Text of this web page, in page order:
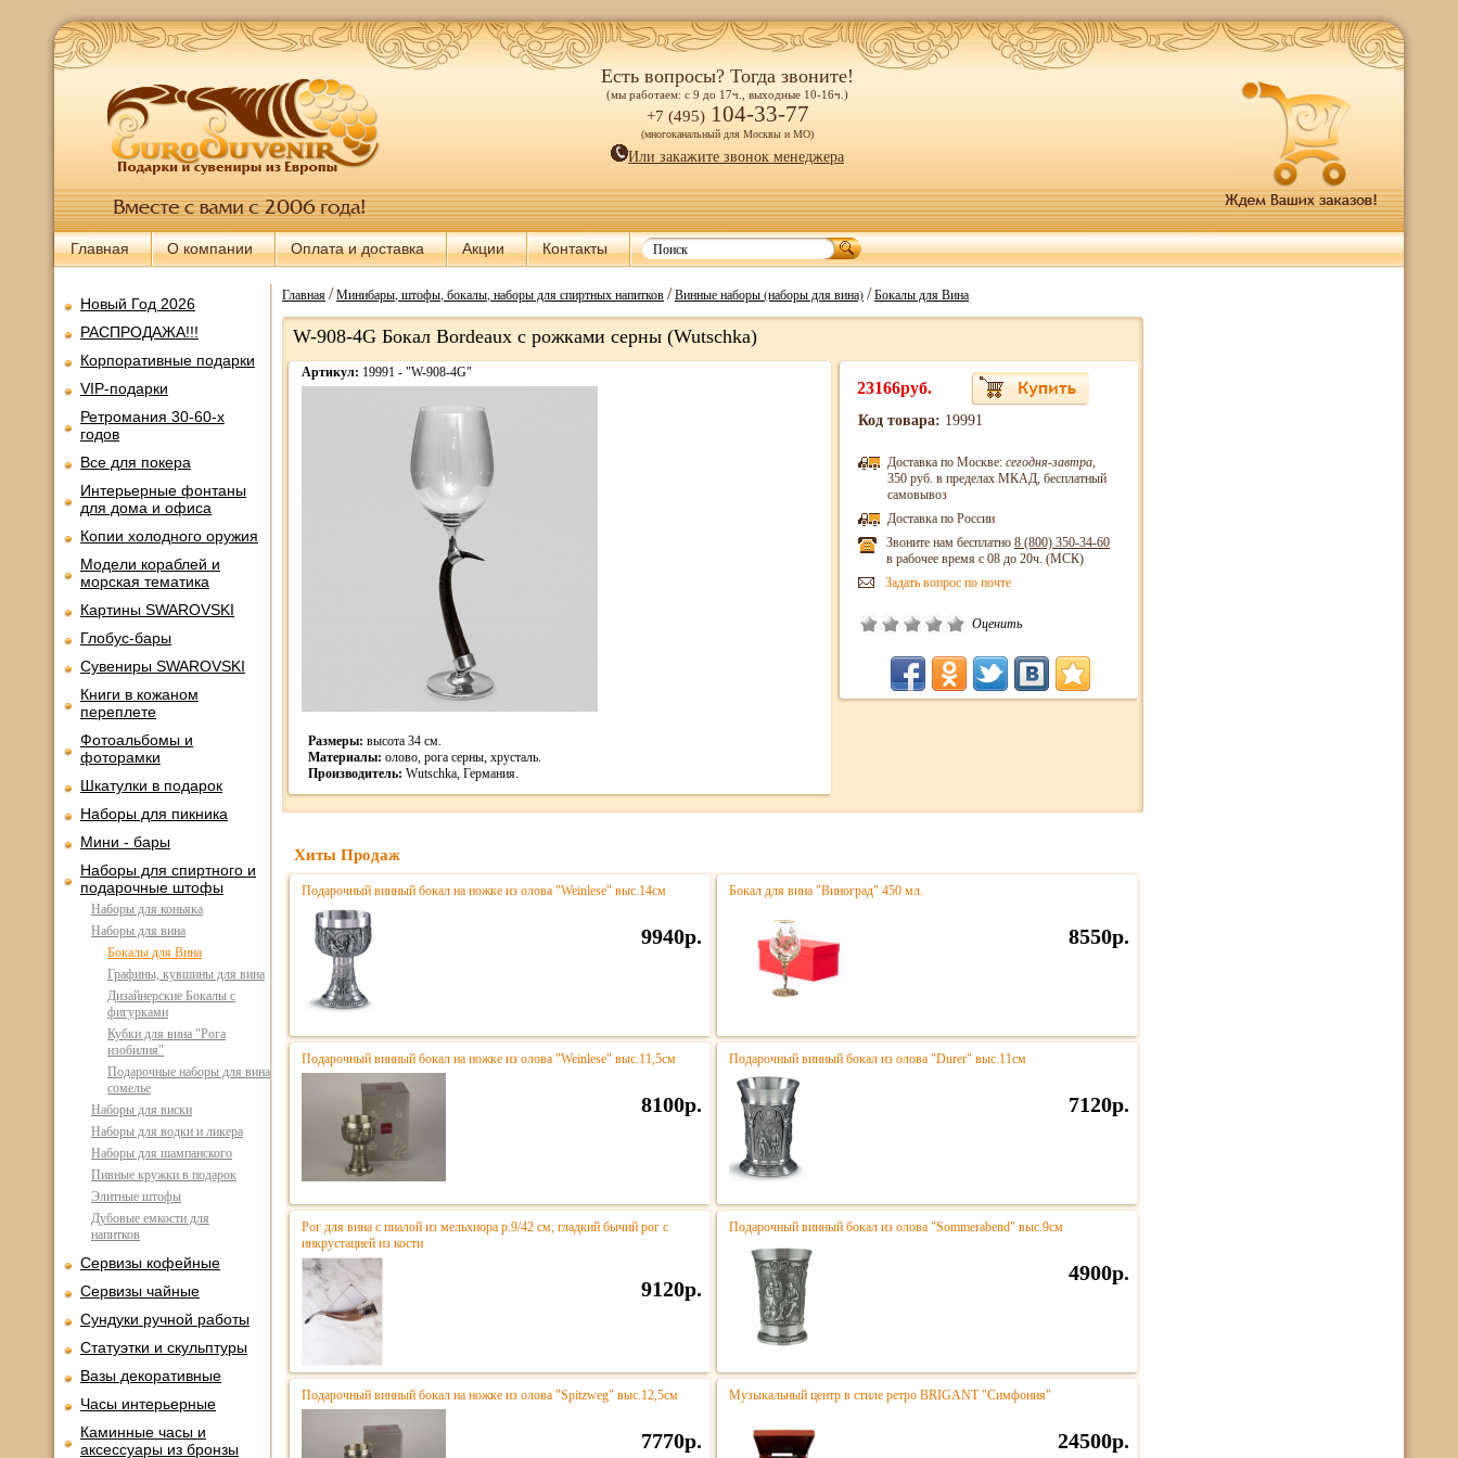
Есть вопросы? Тогда звоните!
(мы работаем: с 9 до 17ч., выходные 10-16ч.)
+7 (495) 104-33-77
(многоканальный для Москвы и МО)
Или закажите звонок менеджера
Главная О компании Оплата и доставка Акции Контакты
Новый Год 2026
РАСПРОДАЖА!!!
Корпоративные подарки
VIP-подарки
Ретромания 30-60-х
годов
Все для покера
Интерьерные фонтаны
для дома и офиса
Копии холодного оружия
Модели кораблей и
морская тематика
Картины SWAROVSKI
Глобус-бары
Сувениры SWAROVSKI
Книги в кожаном
переплете
Фотоальбомы и
фоторамки
Шкатулки в подарок
Наборы для пикника
Мини - бары
Наборы для спиртного и
подарочные штофы
Наборы для коньяка
Наборы для вина
Бокалы для Вина
Графины, кувшины для вина
Дизайнерские Бокалы с
фигурками
Кубки для вина "Рога
изобилия"
Подарочные наборы для вина
сомелье
Наборы для виски
Наборы для водки и ликера
Наборы для шампанского
Пивные кружки в подарок
Элитные штофы
Дубовые емкости для
напитков
Сервизы кофейные
Сервизы чайные
Сундуки ручной работы
Статуэтки и скульптуры
Вазы декоративные
Часы интерьерные
Каминные часы и
аксессуары из бронзы
Главная/Минибары, штофы, бокалы, наборы для спиртных напитков/Винные наборы (наборы для вина)/Бокалы для Вина
W-908-4G Бокал Bordeaux с рожками серны (Wutschka)
Артикул: 19991 - "W-908-4G"
Размеры: высота 34 см.
Материалы: олово, рога серны, хрусталь.
Производитель: Wutschka, Германия.
23166руб.
Код товара: 19991
Доставка по Москве: сегодня-завтра,
350 руб. в пределах МКАД, бесплатный
самовывоз
Доставка по России
Звоните нам бесплатно 8 (800) 350-34-60
в рабочее время с 08 до 20ч. (МСК)
Задать вопрос по почте
Оценить
Хиты Продаж
Подарочный винный бокал на ножке из олова "Weinlese" выс.14см
9940р.
Бокал для вина "Виноград" 450 мл.
8550р.
Подарочный винный бокал на ножке из олова "Weinlese" выс.11,5см
8100р.
Подарочный винный бокал из олова "Durer" выс.11см
7120р.
Рог для вина с пиалой из мельхиора р.9/42 см, гладкий бычий рог c
инкрустацией из кости
9120р.
Подарочный винный бокал из олова "Sommerabend" выс.9см
4900р.
Подарочный винный бокал на ножке из олова "Spitzweg" выс.12,5см
7770р.
Музыкальный центр в стиле ретро BRIGANT "Симфония"
24500р.